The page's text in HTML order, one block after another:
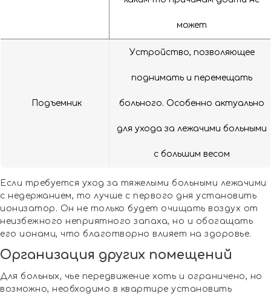
может
Подъемник
Устройство, позволяющее
поднимать и перемещать
больного. Особенно актуально
для ухода за лежачими больными
с большим весом
Если требуется уход за тяжелыми больными лежачими
с недержанием, то лучше с первого дня установить
ионизатор. Он не только будет очищать воздух от
неизбежного неприятного запаха, но и обогащать
его ионами, что благотворно влияет на здоровье.
Организация других помещений
Для больных, чье передвижение хоть и ограничено, но
возможно, необходимо в квартире установить